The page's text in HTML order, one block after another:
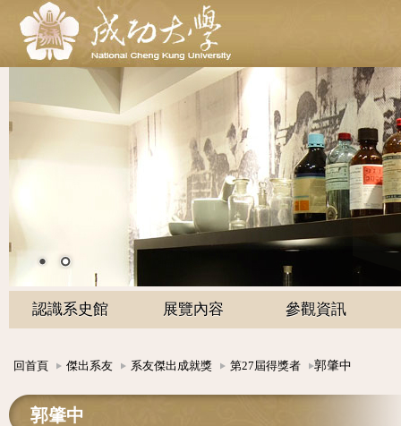
認識系史館 展覽內容 參觀資訊
回首頁 傑出系友 系友傑出成就獎 第27屆得獎者 郭肇中
郭肇中